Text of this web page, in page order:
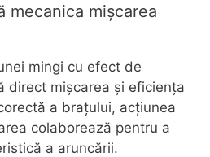
mecanica mișcarea
mingi cu efect de
direct mișcarea și eficiența
a brațului, acțiunea
colaborează pentru a
a aruncării.